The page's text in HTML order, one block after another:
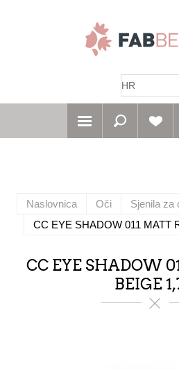
Naslovnica Oči Sjenila za
CC EYE SHADOW 011 MATT
CC EYE SHADOW
BEIGE